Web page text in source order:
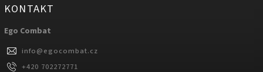
KONTAKT
Ego Combat
info@egocombat.cz
+420 702272771